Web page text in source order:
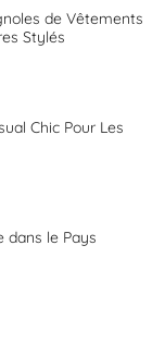
de Vêtements
Stylés
Chic Pour Les
dans le Pays